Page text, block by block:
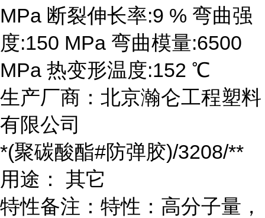
MPa 断裂伸长率:9 % 弯曲强
度:150 MPa 弯曲模量:6500
MPa 热变形温度:152 ℃
生产厂商：北京瀚仑工程塑料
有限公司
*(聚碳酸酯#防弹胶)/3208/**
用途： 其它
特性备注：特性：高分子量，